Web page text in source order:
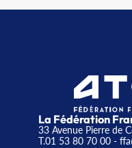
La Fédération
33 Avenue Pierre de
T.01 53 80 70 00-